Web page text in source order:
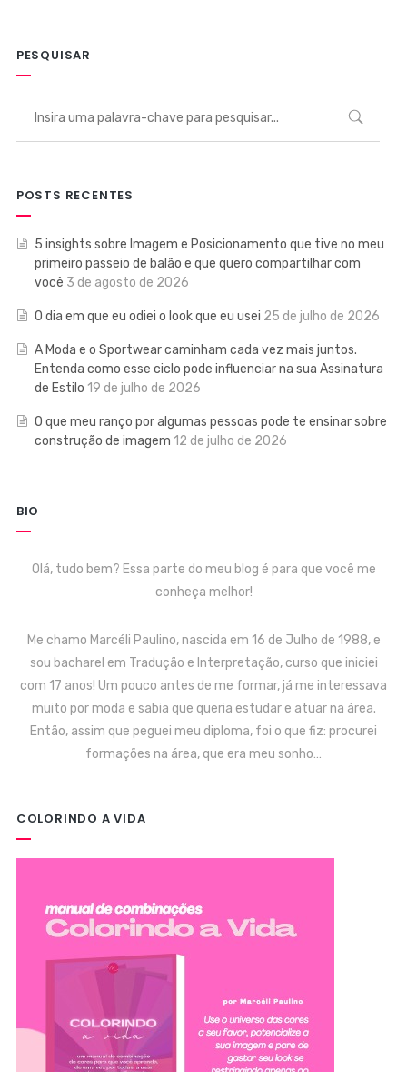
PESQUISAR
POSTS RECENTES
5 insights sobre Imagem e Posicionamento que tive no meu
primeiro passeio de balão e que quero compartilhar com
você 3 de agosto de 2026
O dia em que eu odiei o look que eu usei 25 de julho de 2026
A Moda e o Sportwear caminham cada vez mais juntos.
Entenda como esse ciclo pode influenciar na sua Assinatura
de Estilo 19 de julho de 2026
O que meu ranço por algumas pessoas pode te ensinar sobre
construção de imagem 12 de julho de 2026
BIO
Olá, tudo bem? Essa parte do meu blog é para que você me
conheça melhor!
Me chamo Marcéli Paulino, nascida em 16 de Julho de 1988, e
sou bacharel em Tradução e Interpretação, curso que iniciei
com 17 anos! Um pouco antes de me formar, já me interessava
muito por moda e sabia que queria estudar e atuar na área.
Então, assim que peguei meu diploma, foi o que fiz: procurei
formações na área, que era meu sonho…
COLORINDO A VIDA